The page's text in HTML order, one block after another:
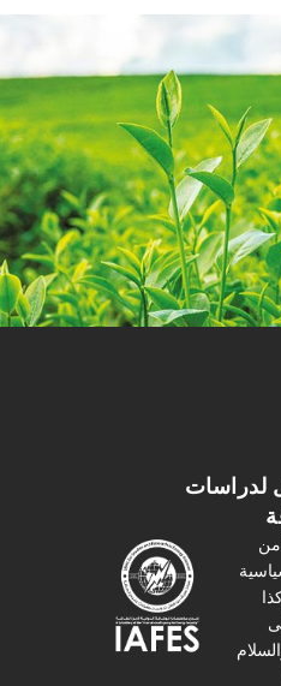
لدراسات